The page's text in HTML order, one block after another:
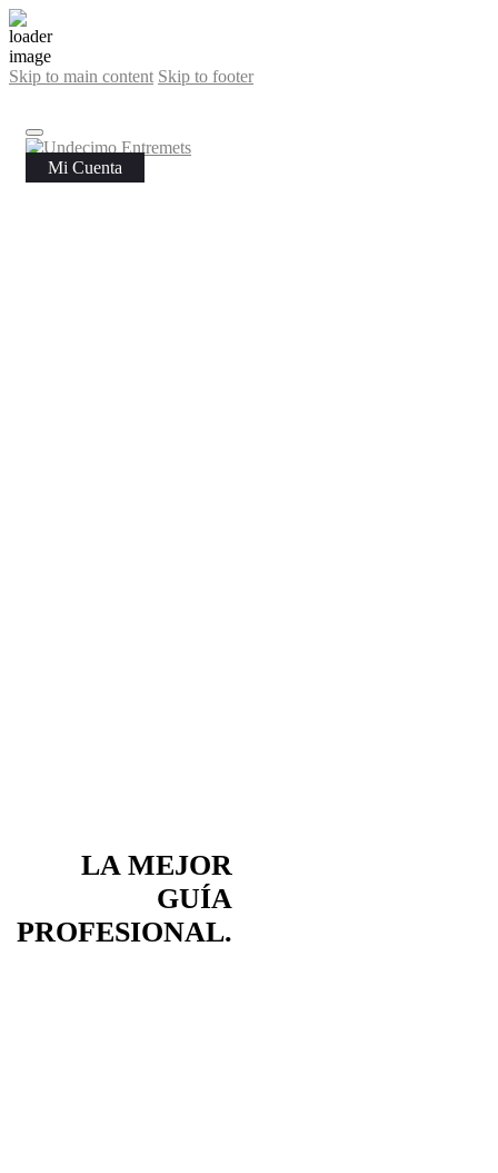
Skip to main content Skip to footer
Mi Cuenta
LA MEJOR
GUÍA
PROFESIONAL.